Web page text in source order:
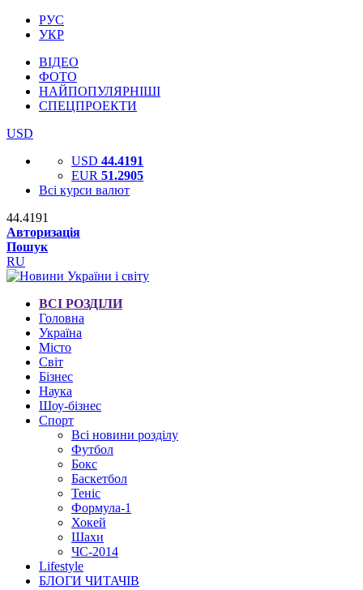
РУС
УКР
ВІДЕО
ФОТО
НАЙПОПУЛЯРНІШІ
СПЕЦПРОЕКТИ
USD
USD 44.4191
EUR 51.2905
Всі курси валют
44.4191
Авторизація
Пошук
RU
ВСІ РОЗДІЛИ
Головна
Україна
Місто
Світ
Бізнес
Наука
Шоу-бізнес
Спорт
Всі новини розділу
Футбол
Бокс
Баскетбол
Теніс
Формула-1
Хокей
Шахи
ЧС-2014
Lifestyle
БЛОГИ ЧИТАЧІВ